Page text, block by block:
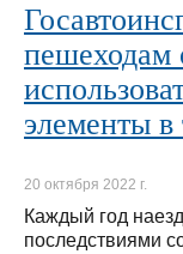
пешеходам
элементы в
20 октября 2022 г.
Каждый год
последствиями